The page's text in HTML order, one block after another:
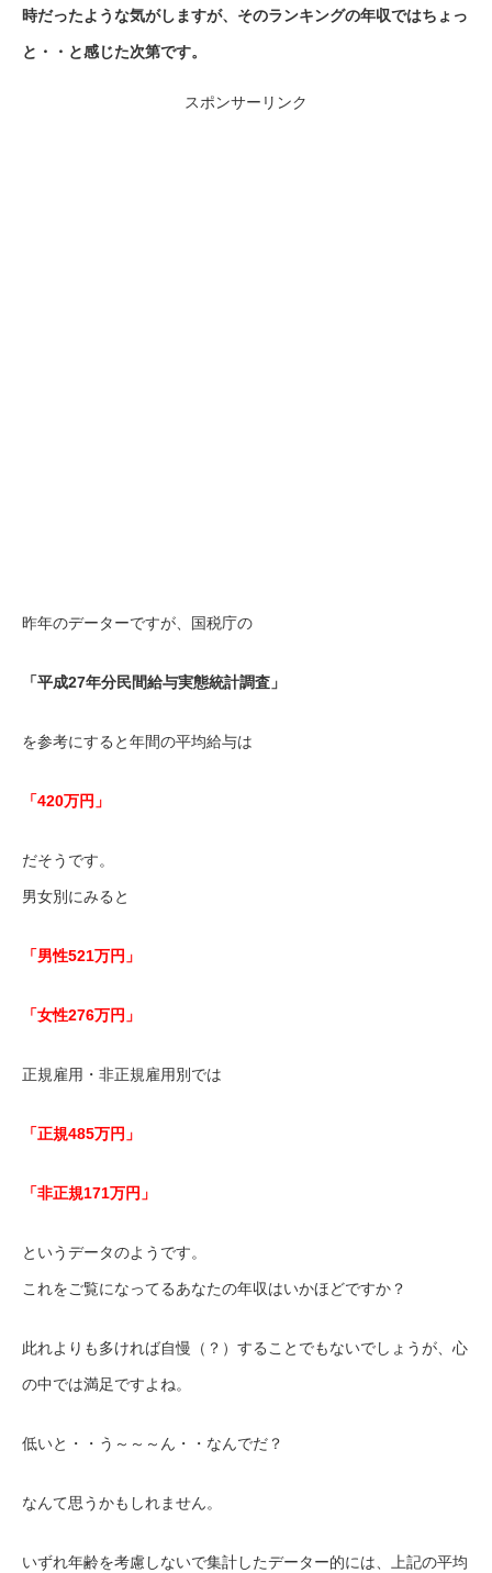
時だったような気がしますが、そのランキングの年収ではちょっ
と・・と感じた次第です。
スポンサーリンク
昨年のデーターですが、国税庁の
「平成27年分民間給与実態統計調査」
を参考にすると年間の平均給与は
「420万円」
だそうです。
男女別にみると
「男性521万円」
「女性276万円」
正規雇用・非正規雇用別では
「正規485万円」
「非正規171万円」
というデータのようです。
これをご覧になってるあなたの年収はいかほどですか？
此れよりも多ければ自慢（？）することでもないでしょうが、心
の中では満足ですよね。
低いと・・う～～～ん・・なんでだ？
なんて思うかもしれません。
いずれ年齢を考慮しないで集計したデーター的には、上記の平均